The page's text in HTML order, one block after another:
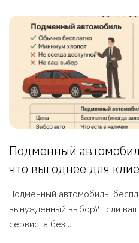
Подменный
что выгоднее для
Подменный автомобиль:
вынужденный выбор? Если
сервис, а без ...